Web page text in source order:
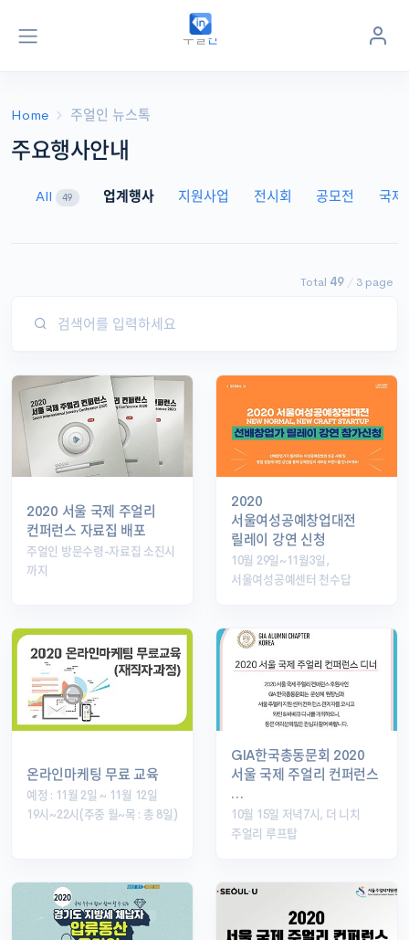
주얼인
Home 주얼인 뉴스톡
주요행사안내
All 49 업계행사 지원사업 전시회 공모전 국제
Total 49 / 3 page
2020 서울 국제 주얼리
컨퍼런스 자료집 배포
주얼인 방문수령-자료집 소진시
까지
2020
서울여성공예창업대전
릴레이 강연 신청
10월 29일~11월3일,
서울여성공예센터 천수답
온라인마케팅 무료 교육
예정 : 11월 2일 ~ 11월 12일
19시~22시(주중 월~목 : 총 8일)
GIA한국총동문회 2020
서울 국제 주얼리 컨퍼런스
…
10월 15일 저녁7시, 더 니치
주얼리 루프탑